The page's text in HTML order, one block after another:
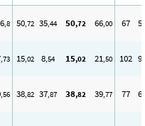
,8 50,72 35,44 50,72 66,00 67
,73 15,02 8,54 15,02 21,50 102
,56 38,82 37,87 38,82 39,77 77